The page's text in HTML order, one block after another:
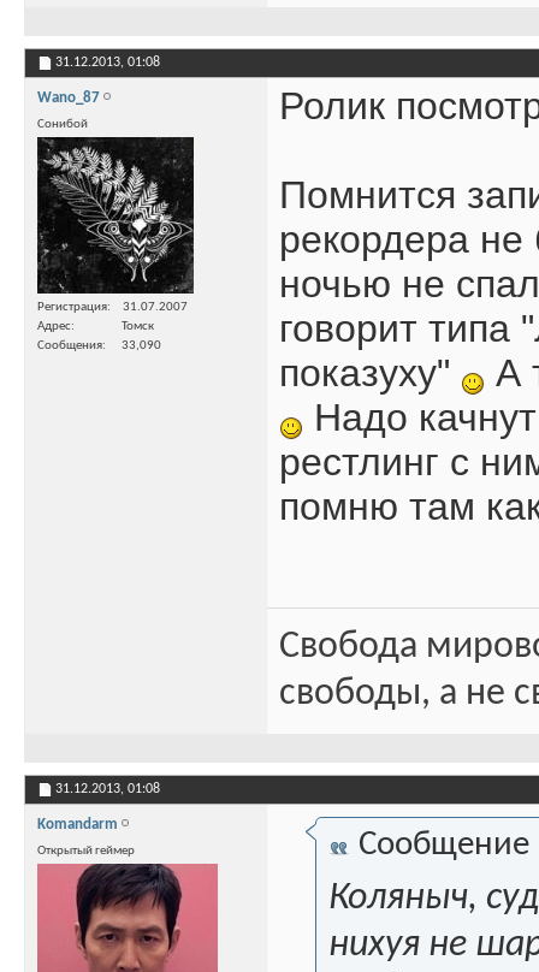
31.12.2013, 01:08
Wano_87
Сонибой
Регистрация
31.07.2007
Адрес
Томск
Сообщения
33,090
Ролик
Помнится
рекордера
ночью не
говорит
показуху"
А
Надо
рестлинг с
помню там
Свобода
свободы, а не
31.12.2013, 01:08
Komandarm
Открытый геймер Сообщение
Коляныч,
нихуя не